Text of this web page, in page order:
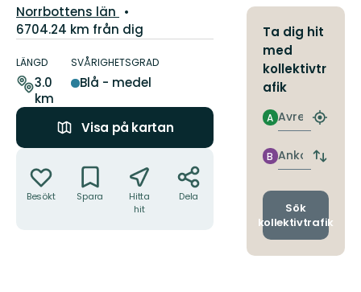
Län:
Norrbottens län
6704.24 km från dig
om
leden
LÄNGD
3.0
km
SVÅRIGHETSGRAD
Blå - medel
Visa på kartan
Besökt Spara
Hitta
hit
Dela
Ta dig hit
med
kollektivtr
afik
Avresa
A
Hitta
Ankomst
B
Byt
och
Sök
kollektivtrafik